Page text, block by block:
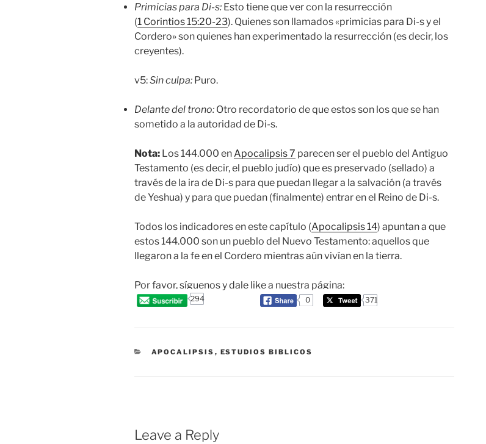
Primicias para Di-s: Esto tiene que ver con la resurrección
(1 Corintios 15:20-23). Quienes son llamados «primicias para Di-s y el
Cordero» son quienes han experimentado la resurrección (es decir, los
creyentes).
v5:Sin culpa: Puro.
Delante del trono: Otro recordatorio de que estos son los que se han
sometido a la autoridad de Di-s.
Nota: Los 144.000 enApocalipsis 7 parecen ser el pueblo del Antiguo
Testamento (es decir, el pueblo judío) que es preservado (sellado) a
través de la ira de Di-s para que puedan llegar a la salvación (a través
de Yeshua) y para que puedan (finalmente) entrar en el Reino de Di-s.
Todos los indicadores en este capítulo (Apocalipsis 14) apuntan a que
estos 144.000 son un pueblo del Nuevo Testamento: aquellos que
llegaron a la fe en el Cordero mientras aún vivían en la tierra.
Por favor, síguenos y dale like a nuestra página:
294 0 371
CATEGORIES
APOCALIPSIS , ESTUDIOS BIBLICOS
Leave a Reply